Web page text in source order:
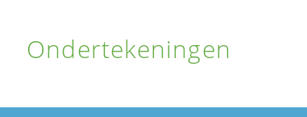
Ondertekeningen